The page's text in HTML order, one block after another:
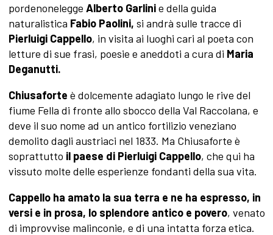
pordenonelegge Alberto Garlinie della guida
naturalistica Fabio Paolini, si andrà sulle tracce di
Pierluigi Cappello, in visita ai luoghi cari al poeta con
letture di sue frasi, poesie e aneddoti a cura di Maria
Deganutti.
Chiusaforte è dolcemente adagiato lungo le rive del
fiume Fella di fronte allo sbocco della Val Raccolana, e
deve il suo nome ad un antico fortilizio veneziano
demolito dagli austriaci nel 1833. Ma Chiusaforte è
soprattutto il paese di Pierluigi Cappello, che qui ha
vissuto molte delle esperienze fondanti della sua vita.
Cappello ha amato la sua terra e ne ha espresso, in
versi e in prosa, lo splendore antico e povero, venato
di improvvise malinconie, e di una intatta forza etica.